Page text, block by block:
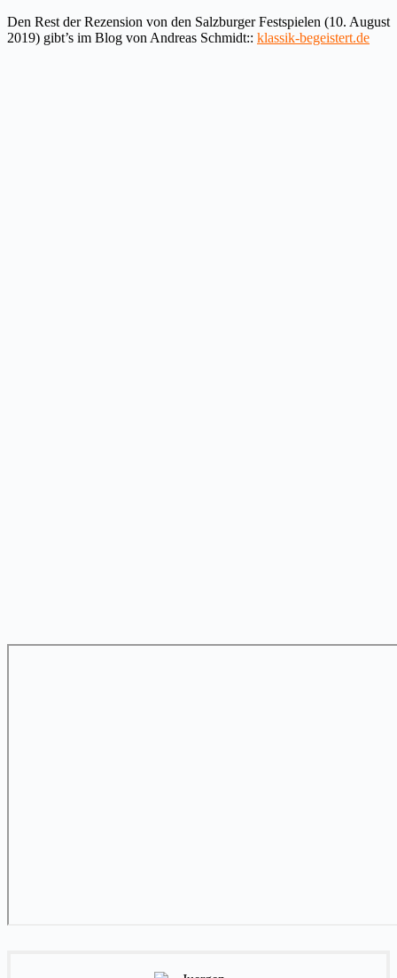
Den Rest der Rezension von den Salzburger Festspielen (10. August
2019) gibt’s im Blog von Andreas Schmidt:: klassik-begeistert.de